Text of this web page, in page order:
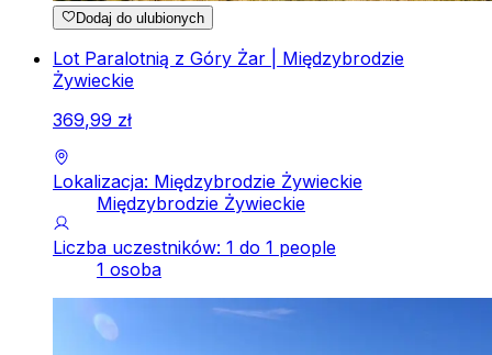
Dodaj do ulubionych
Lot Paralotnią z Góry Żar | Międzybrodzie
Żywieckie
369,99 zł
Lokalizacja: Międzybrodzie Żywieckie
Międzybrodzie Żywieckie
Liczba uczestników: 1 do 1 people
1 osoba